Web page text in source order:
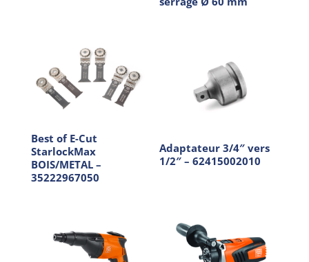
Best of E-Cut
StarlockMax
BOIS/METAL –
35222967050
Adaptateur 3/4″ vers
1/2″ – 62415002010